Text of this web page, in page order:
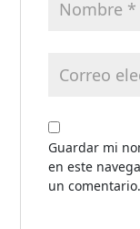
Guardar mi
en este
un comentario.